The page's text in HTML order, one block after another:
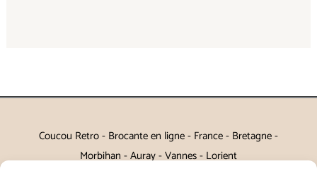
Coucou Retro - Brocante en ligne - France - Bretagne -
Morbihan - Auray - Vannes - Lorient